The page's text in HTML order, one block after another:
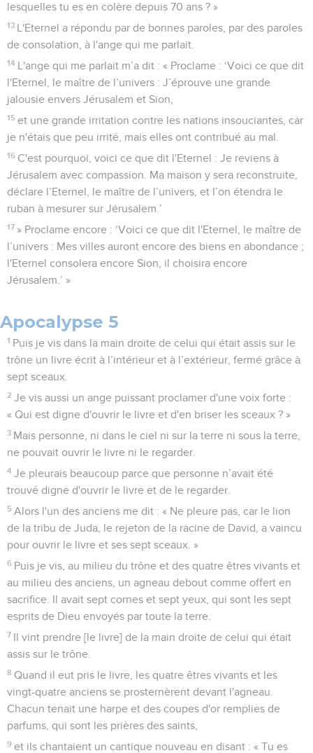
lesquelles tu es en colère depuis 70 ans ? »
13 L'Eternel a répondu par de bonnes paroles, par des paroles
de consolation, à l'ange qui me parlait.
14 L'ange qui me parlait m’a dit : « Proclame : ‘Voici ce que dit
l'Eternel, le maître de l’univers : J’éprouve une grande
jalousie envers Jérusalem et Sion,
15 et une grande irritation contre les nations insouciantes, car
je n'étais que peu irrité, mais elles ont contribué au mal.
16 C'est pourquoi, voici ce que dit l'Eternel : Je reviens à
Jérusalem avec compassion. Ma maison y sera reconstruite,
déclare l’Eternel, le maître de l’univers, et l’on étendra le
ruban à mesurer sur Jérusalem.’
17 » Proclame encore : ‘Voici ce que dit l'Eternel, le maître de
l’univers : Mes villes auront encore des biens en abondance ;
l'Eternel consolera encore Sion, il choisira encore
Jérusalem.’ »
Apocalypse 5
1 Puis je vis dans la main droite de celui qui était assis sur le
trône un livre écrit à l’intérieur et à l’extérieur, fermé grâce à
sept sceaux.
2 Je vis aussi un ange puissant proclamer d'une voix forte :
« Qui est digne d'ouvrir le livre et d'en briser les sceaux ? »
3 Mais personne, ni dans le ciel ni sur la terre ni sous la terre,
ne pouvait ouvrir le livre ni le regarder.
4 Je pleurais beaucoup parce que personne n’avait été
trouvé digne d'ouvrir le livre et de le regarder.
5 Alors l'un des anciens me dit : « Ne pleure pas, car le lion
de la tribu de Juda, le rejeton de la racine de David, a vaincu
pour ouvrir le livre et ses sept sceaux. »
6 Puis je vis, au milieu du trône et des quatre êtres vivants et
au milieu des anciens, un agneau debout comme offert en
sacrifice. Il avait sept cornes et sept yeux, qui sont les sept
esprits de Dieu envoyés par toute la terre.
7 Il vint prendre [le livre] de la main droite de celui qui était
assis sur le trône.
8 Quand il eut pris le livre, les quatre êtres vivants et les
vingt-quatre anciens se prosternèrent devant l'agneau.
Chacun tenait une harpe et des coupes d'or remplies de
parfums, qui sont les prières des saints,
9 et ils chantaient un cantique nouveau en disant : « Tu es